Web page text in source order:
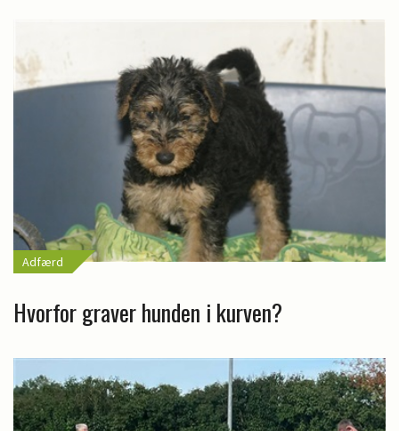
Adfærd
Hvorfor graver hunden i kurven?